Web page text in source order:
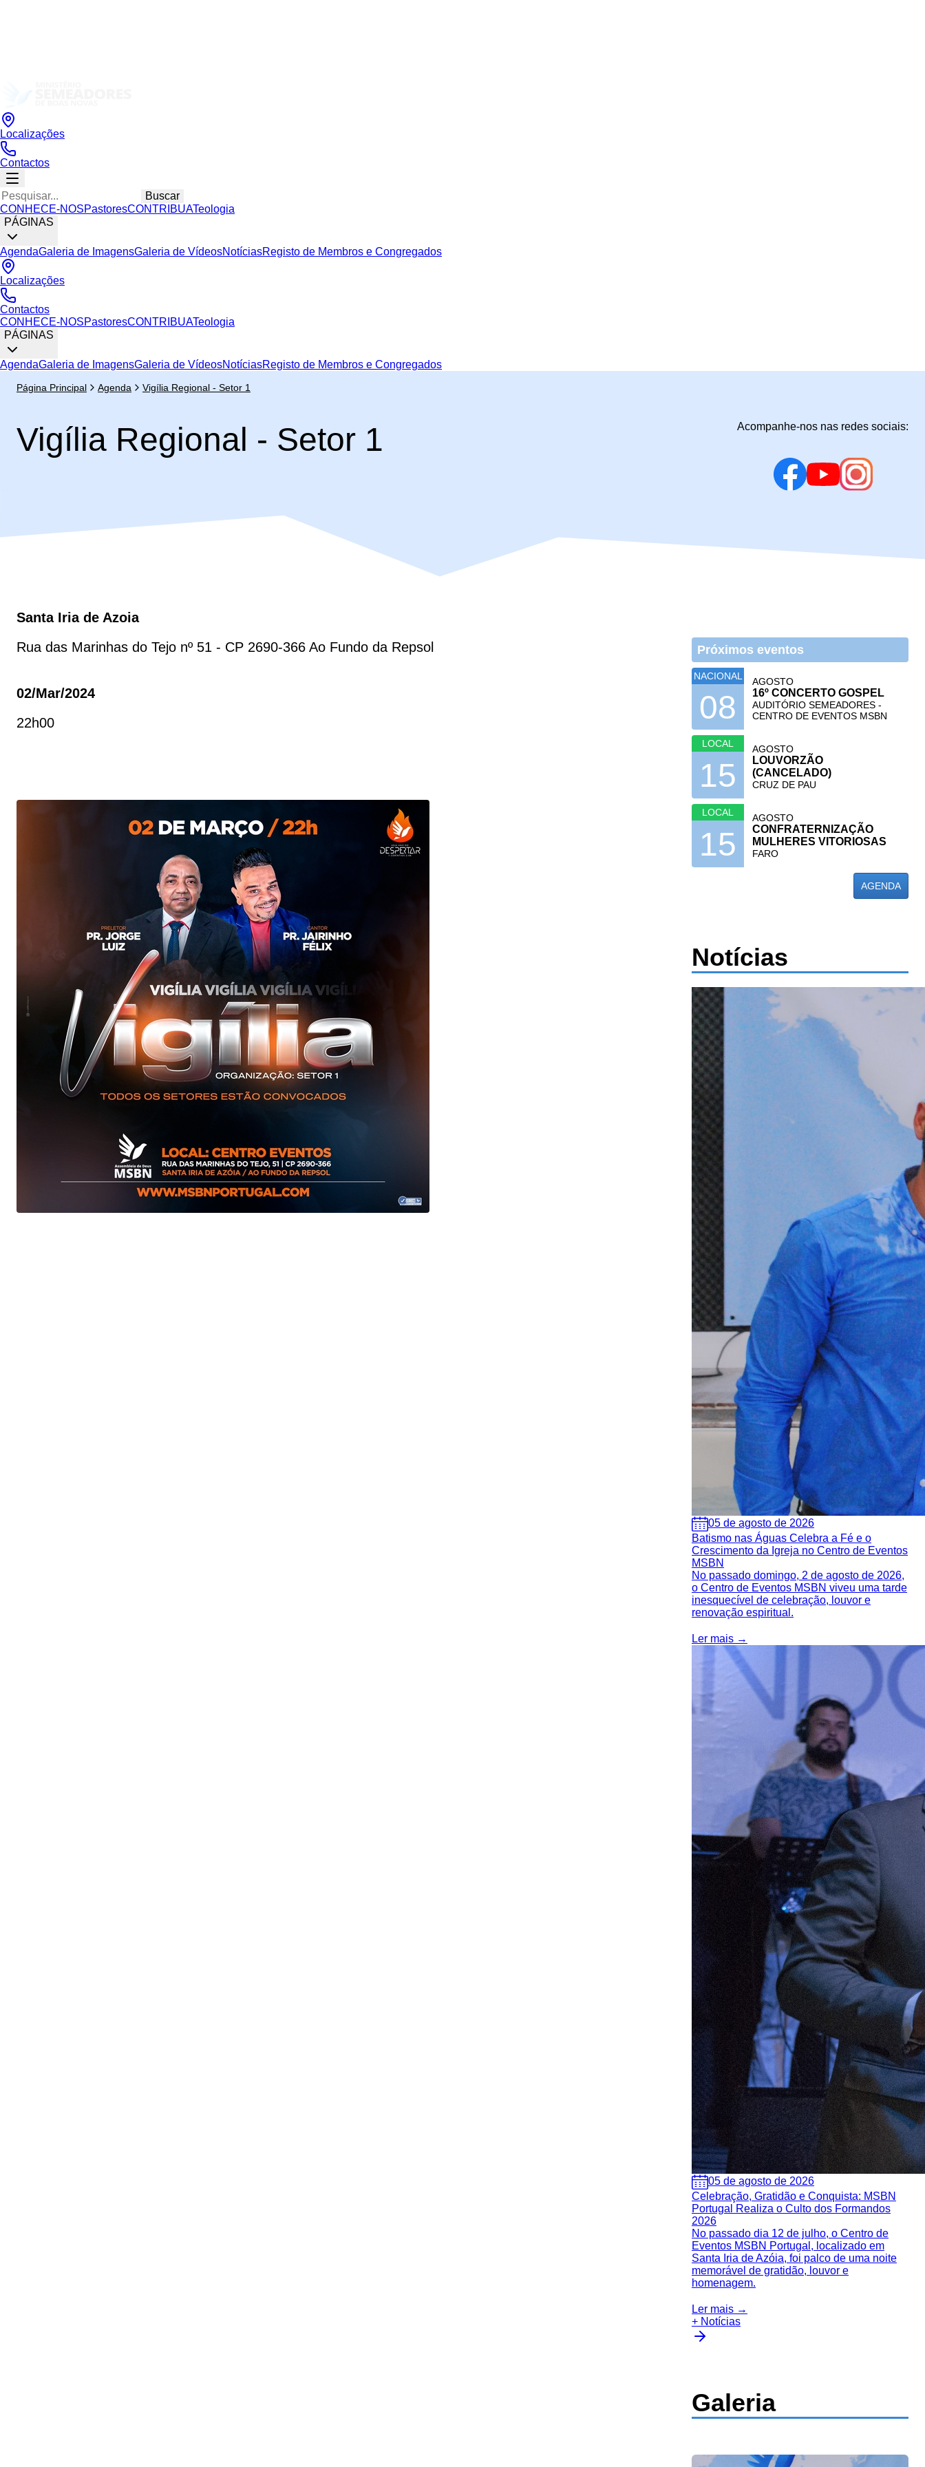
Localizações
Contactos
Buscar
CONHECE-NOSPastoresCONTRIBUATeologia
PÁGINAS
AgendaGaleria de ImagensGaleria de VídeosNotíciasRegisto de Membros e Congregados
Localizações
Contactos
CONHECE-NOSPastoresCONTRIBUATeologia
PÁGINAS
AgendaGaleria de ImagensGaleria de VídeosNotíciasRegisto de Membros e Congregados
Página Principal Agenda Vigília Regional - Setor 1
Vigília Regional - Setor 1 Acompanhe-nos nas redes sociais:
Santa Iria de Azoia
Rua das Marinhas do Tejo nº 51 - CP 2690-366 Ao Fundo da Repsol
02/mar/2024
22h00
Próximos eventos
NACIONAL
08
AGOSTO
16º CONCERTO GOSPEL
AUDITÓRIO SEMEADORES -
CENTRO DE EVENTOS MSBN
LOCAL
15
AGOSTO
LOUVORZÃO
(CANCELADO)
CRUZ DE PAU
LOCAL
15
AGOSTO
CONFRATERNIZAÇÃO
MULHERES VITORIOSAS
FARO
AGENDA
Notícias
05 de agosto de 2026
Batismo nas Águas Celebra a Fé e o
Crescimento da Igreja no Centro de Eventos
MSBN
No passado domingo, 2 de agosto de 2026,
o Centro de Eventos MSBN viveu uma tarde
inesquecível de celebração, louvor e
renovação espiritual.
Ler mais →
05 de agosto de 2026
Celebração, Gratidão e Conquista: MSBN
Portugal Realiza o Culto dos Formandos
2026
No passado dia 12 de julho, o Centro de
Eventos MSBN Portugal, localizado em
Santa Iria de Azóia, foi palco de uma noite
memorável de gratidão, louvor e
homenagem.
Ler mais →
+ Notícias
Galeria